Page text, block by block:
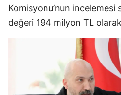
Komisyonu’nun incelemesi
değeri 194 milyon TL